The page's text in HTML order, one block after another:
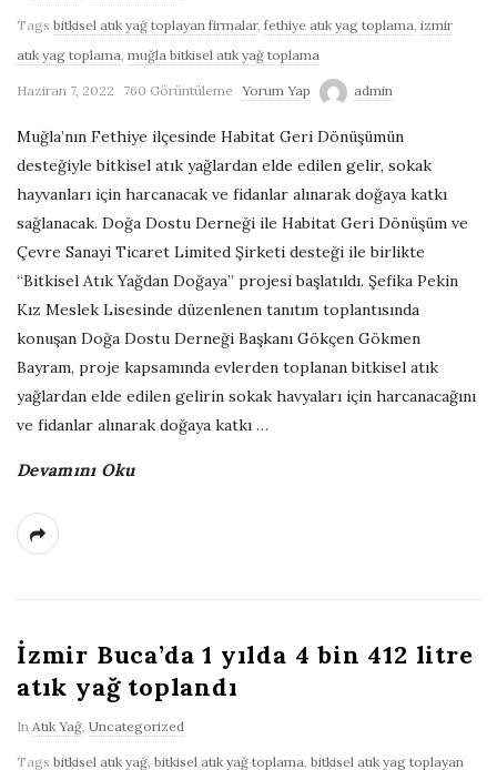
Tags bitkisel atık yağ toplayan firmalar, fethiye atık yag toplama, izmir
atık yag toplama, muğla bitkisel atık yağ toplama
Haziran 7, 2022 760 Görüntüleme Yorum Yap admin
Muğla’nın Fethiye ilçesinde Habitat Geri Dönüşümün
desteğiyle bitkisel atık yağlardan elde edilen gelir, sokak
hayvanları için harcanacak ve fidanlar alınarak doğaya katkı
sağlanacak. Doğa Dostu Derneği ile Habitat Geri Dönüşüm ve
Çevre Sanayi Ticaret Limited Şirketi desteği ile birlikte
“Bitkisel Atık Yağdan Doğaya” projesi başlatıldı. Şefika Pekin
Kız Meslek Lisesinde düzenlenen tanıtım toplantısında
konuşan Doğa Dostu Derneği Başkanı Gökçen Gökmen
Bayram, proje kapsamında evlerden toplanan bitkisel atık
yağlardan elde edilen gelirin sokak havyaları için harcanacağını
ve fidanlar alınarak doğaya katkı …
Devamını Oku
İzmir Buca’da 1 yılda 4 bin 412 litre
atık yağ toplandı
In Atık Yağ Uncategorized
Tags bitkisel atık yağ bitkisel atık yağ toplama bitkisel atık yag toplayan